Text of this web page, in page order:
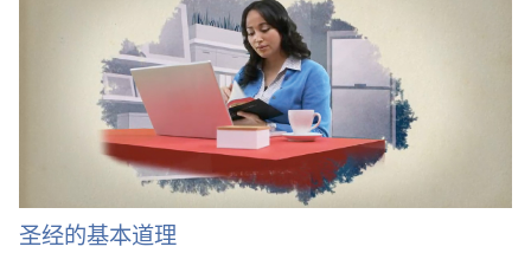
圣经的基本道理